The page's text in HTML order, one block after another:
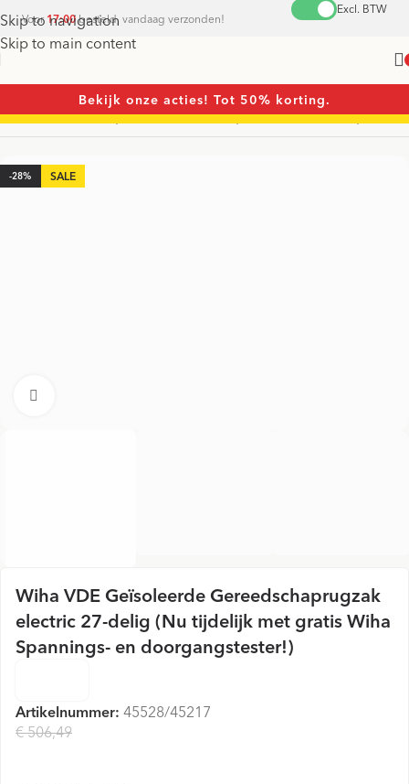
Skip to navigation
Skip to main content
Voor 17:00besteld, vandaag verzonden!
Excl. BTW
Bekijk onze acties! Tot 50% korting.
/Gereedschapsets/Gereedschapsets/Gereedschapset Tas
-28%
Wiha VDE Geïsoleerde Gereedschaprugzak
electric 27-delig (Nu tijdelijk met gratis Wiha
Spannings- en doorgangstester!)
Artikelnummer: 45528/45217
€ 506,49